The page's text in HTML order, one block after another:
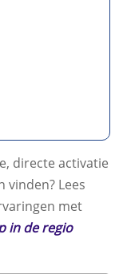
directe activatie
Lees
met
in de regio